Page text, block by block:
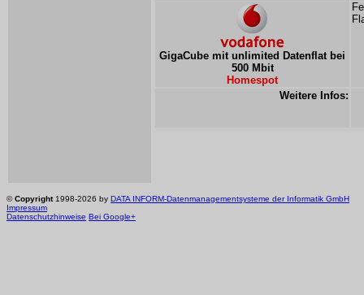
GigaCube mit unlimited Datenflat bei
500 Mbit
Homespot
Weitere Infos:
©Copyright1998-2026 by DATA INFORM-Datenmanagementsysteme der Informatik GmbH
Impressum
Datenschutzhinweise Bei Google+